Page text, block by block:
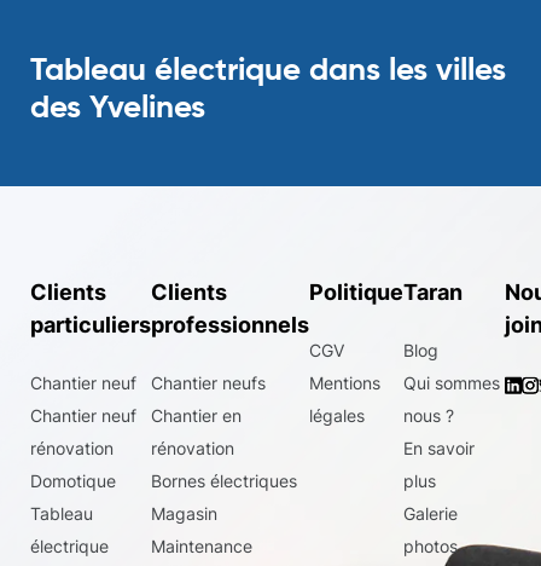
Bernard Marguerite
Tableau électrique dans les villes
des Yvelines
Clients
particuliers
Chantier neuf
Chantier neuf
rénovation
Domotique
Tableau
électrique
Clients
professionnels
Chantier neufs
Chantier en
rénovation
Bornes électriques
Magasin
Maintenance
Politique
CGV
Mentions
légales
Taran
Blog
Qui sommes
nous ?
En savoir
plus
Galerie
photos